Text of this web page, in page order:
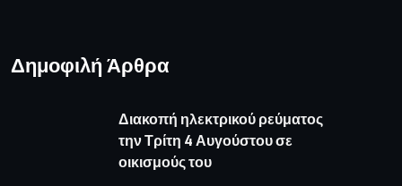
Δημοφιλή Άρθρα
Διακοπή ηλεκτρικού ρεύματος
την Τρίτη 4 Αυγούστου σε
οικισμούς του